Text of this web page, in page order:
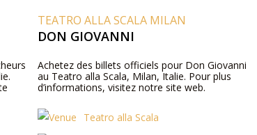
TEATRO ALLA SCALA MILAN
DON GIOVANNI
Achetez des billets officiels pour Don Giovanni
au Teatro alla Scala, Milan, Italie. Pour plus
d’informations, visitez notre site web.
Teatro alla Scala